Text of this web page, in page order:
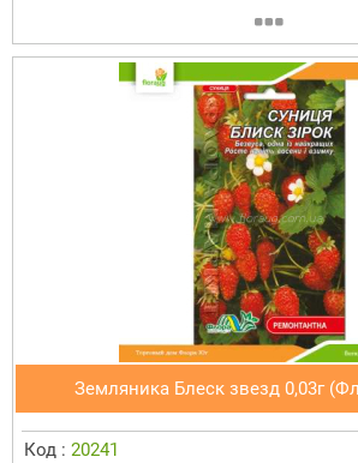
Земляника Блеск звезд 0,03г
Код : 20241